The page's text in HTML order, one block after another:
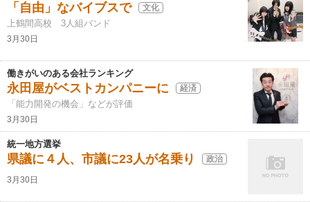
「自由」なバイブスで 文化
上鶴間高校 3人組バンド
3月30日
働きがいのある会社ランキング
永田屋がベストカンパニーに 経済
「能力開発の機会」などが評価
3月30日
統一地方選挙
県議に４人、市議に23人が名乗り 政治
3月30日